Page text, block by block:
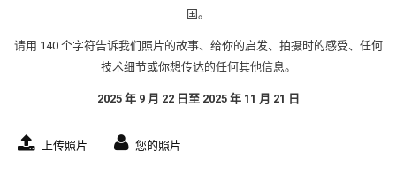
国。
请用 140 个字符告诉我们照片的故事、给你的启发、拍摄时的感受、任何
技术细节或你想传达的任何其他信息。
2025 年 9 月 22 日至 2025 年 11 月 21 日
上传照片 您的照片